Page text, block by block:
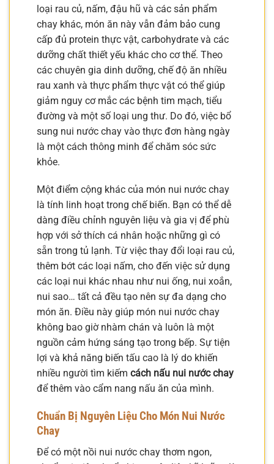
loại rau củ, nấm, đậu hũ và các sản phẩm
chay khác, món ăn này vẫn đảm bảo cung
cấp đủ protein thực vật, carbohydrate và các
dưỡng chất thiết yếu khác cho cơ thể. Theo
các chuyên gia dinh dưỡng, chế độ ăn nhiều
rau xanh và thực phẩm thực vật có thể giúp
giảm nguy cơ mắc các bệnh tim mạch, tiểu
đường và một số loại ung thư. Do đó, việc bổ
sung nui nước chay vào thực đơn hàng ngày
là một cách thông minh để chăm sóc sức
khỏe.
Một điểm cộng khác của món nui nước chay
là tính linh hoạt trong chế biến. Bạn có thể dễ
dàng điều chỉnh nguyên liệu và gia vị để phù
hợp với sở thích cá nhân hoặc những gì có
sẵn trong tủ lạnh. Từ việc thay đổi loại rau củ,
thêm bớt các loại nấm, cho đến việc sử dụng
các loại nui khác nhau như nui ống, nui xoắn,
nui sao… tất cả đều tạo nên sự đa dạng cho
món ăn. Điều này giúp món nui nước chay
không bao giờ nhàm chán và luôn là một
nguồn cảm hứng sáng tạo trong bếp. Sự tiện
lợi và khả năng biến tấu cao là lý do khiến
nhiều người tìm kiếm cách nấu nui nước chay
để thêm vào cẩm nang nấu ăn của mình.
Chuẩn Bị Nguyên Liệu Cho Món Nui Nước
Chay
Để có một nồi nui nước chay thơm ngon,